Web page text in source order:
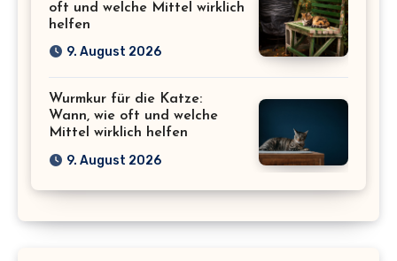
oft und welche Mittel wirklich
helfen
9. August 2026
Wurmkur für die Katze:
Wann, wie oft und welche
Mittel wirklich helfen
9. August 2026